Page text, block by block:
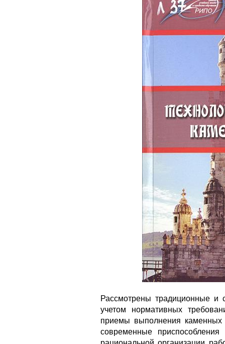
Рассмотрены традиционные и
учетом нормативных
приемы выполнения каменных
современные